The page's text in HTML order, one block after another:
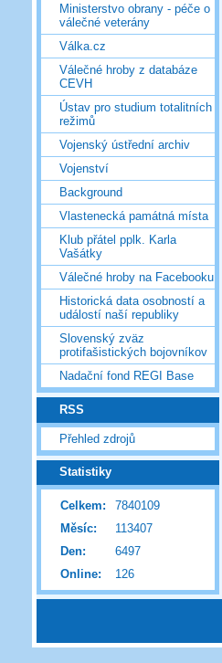
Ministerstvo obrany - péče o
válečné veterány
Válka.cz
Válečné hroby z databáze
CEVH
Ústav pro studium totalitních
režimů
Vojenský ústřední archiv
Vojenství
Background
Vlastenecká památná místa
Klub přátel pplk. Karla
Vašátky
Válečné hroby na Facebooku
Historická data osobností a
událostí naší republiky
Slovenský zväz
protifašistických bojovníkov
Nadační fond REGI Base
RSS
Přehled zdrojů
Statistiky
Online: 126
Celkem:
7840109
Měsíc:
113407
Den:
6497